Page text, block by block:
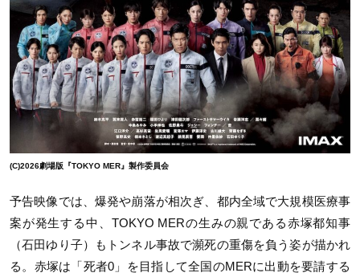
(C)2026劇場版『TOKYO MER』製作委員会
予告映像では、爆発や崩落が相次ぎ、都内全域で大規模医療事
案が発生する中、 TOKYO MERの生みの親である赤塚都知事
（石田ゆり子）もトンネル事故で瀕死の重傷を負う姿が描かれ
る。赤塚は「死者0 」を目指して全国のMERに出動を要請する